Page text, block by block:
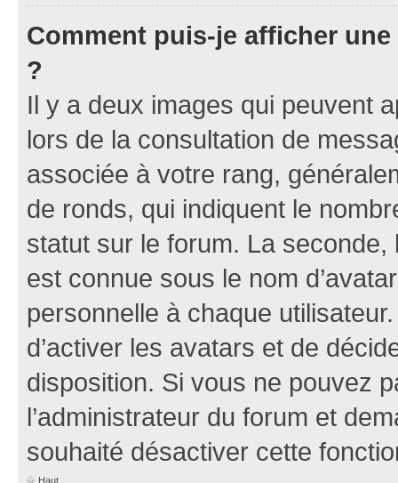
Comment puis-je afficher
?
Il y a deux images qui peuvent
lors de la consultation de
associée à votre rang,
de ronds, qui indiquent le
statut sur le forum. La
est connue sous le nom
personnelle à chaque
d’activer les avatars et de
disposition. Si vous ne pouvez
l’administrateur du forum et
souhaité désactiver cette
Haut